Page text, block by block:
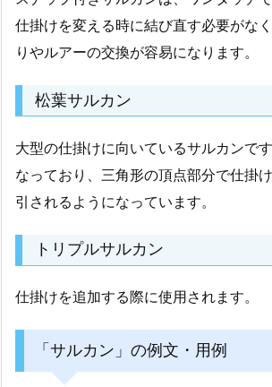
仕掛けを変える時に結び直す必要がな
りやルアーの交換が容易になります。
松葉サルカン
大型の仕掛けに向いているサルカンで
なっており、三角形の頂点部分で仕掛
引されるようになっています。
トリプルサルカン
仕掛けを追加する際に使用されます。
「サルカン」の例文・用例